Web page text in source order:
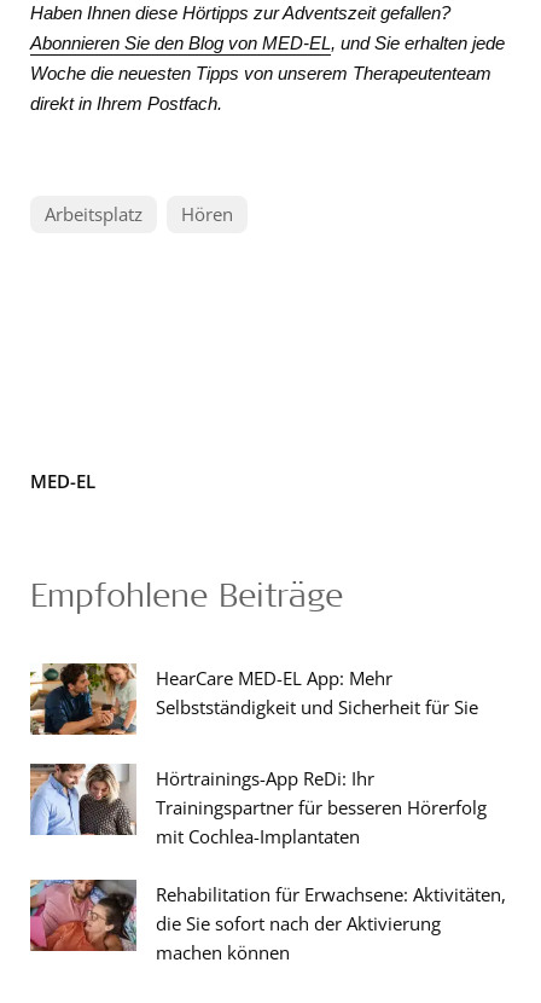
Haben Ihnen diese Hörtipps zur Adventszeit gefallen?
Abonnieren Sie den Blog von MED-EL, und Sie erhalten jede
Woche die neuesten Tipps von unserem Therapeutenteam
direkt in Ihrem Postfach.
Arbeitsplatz Hören
MED-EL
Empfohlene Beiträge
HearCare MED-EL App: Mehr
Selbstständigkeit und Sicherheit für Sie
Hörtrainings-App ReDi: Ihr
Trainingspartner für besseren Hörerfolg
mit Cochlea-Implantaten
Rehabilitation für Erwachsene: Aktivitäten,
die Sie sofort nach der Aktivierung
machen können